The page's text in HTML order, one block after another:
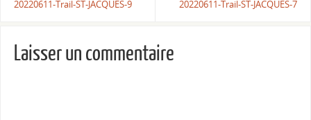
20220611-Trail-ST-JACQUES-9 20220611-Trail-ST-JACQUES-7
Laisser un commentaire